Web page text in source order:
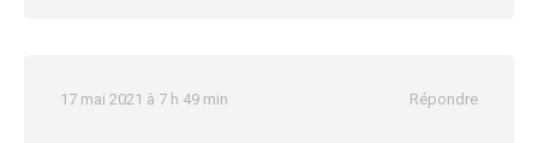
Répondre
17 mai 2021 à 7 h 49 min